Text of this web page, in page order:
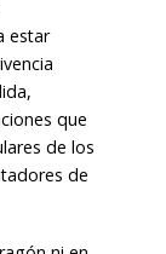
estar
que
de los
de